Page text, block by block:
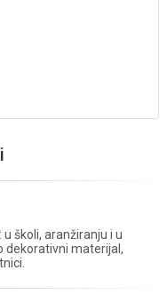
školi, aranžiranju i u
dekorativni materijal,